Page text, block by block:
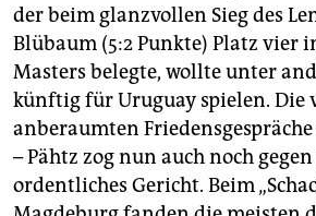
der beim glanzvollen Sieg des
Blübaum (5:2 Punkte) Platz vier
Masters belegte, wollte unter
künftig für Uruguay spielen. Die
anberaumten
– Pähtz zog nun auch noch
ordentliches Gericht. Beim